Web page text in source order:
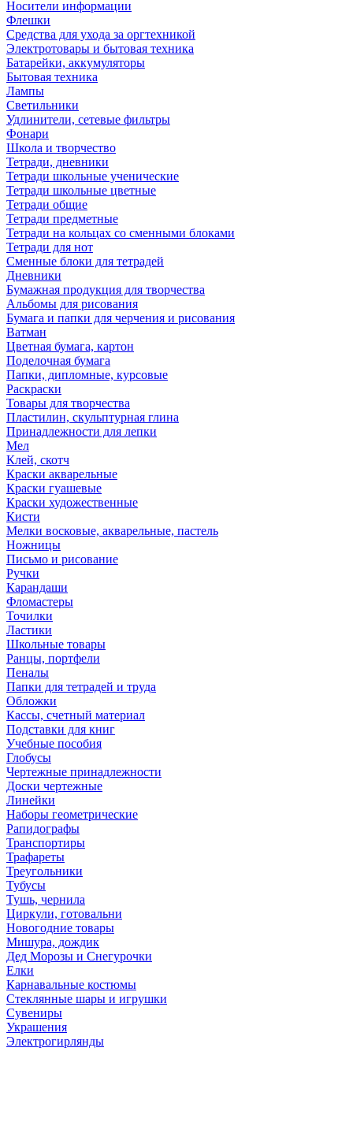
Носители информации
Флешки
Средства для ухода за оргтехникой
Электротовары и бытовая техника
Батарейки, аккумуляторы
Бытовая техника
Лампы
Светильники
Удлинители, сетевые фильтры
Фонари
Школа и творчество
Тетради, дневники
Тетради школьные ученические
Тетради школьные цветные
Тетради общие
Тетради предметные
Тетради на кольцах со сменными блоками
Тетради для нот
Сменные блоки для тетрадей
Дневники
Бумажная продукция для творчества
Альбомы для рисования
Бумага и папки для черчения и рисования
Ватман
Цветная бумага, картон
Поделочная бумага
Папки, дипломные, курсовые
Раскраски
Товары для творчества
Пластилин, скульптурная глина
Принадлежности для лепки
Мел
Клей, скотч
Краски акварельные
Краски гуашевые
Краски художественные
Кисти
Мелки восковые, акварельные, пастель
Ножницы
Письмо и рисование
Ручки
Карандаши
Фломастеры
Точилки
Ластики
Школьные товары
Ранцы, портфели
Пеналы
Папки для тетрадей и труда
Обложки
Кассы, счетный материал
Подставки для книг
Учебные пособия
Глобусы
Чертежные принадлежности
Доски чертежные
Линейки
Наборы геометрические
Рапидографы
Транспортиры
Трафареты
Треугольники
Тубусы
Тушь, чернила
Циркули, готовальни
Новогодние товары
Мишура, дождик
Дед Морозы и Снегурочки
Елки
Карнавальные костюмы
Стеклянные шары и игрушки
Сувениры
Украшения
Электрогирлянды